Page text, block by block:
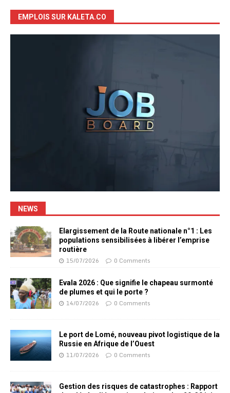
EMPLOIS SUR KALETA.CO
NEWS
Elargissement de la Route nationale n°1 : Les
populations sensibilisées à libérer l’emprise
routière
15/07/2026 0 Comments
Evala 2026 : Que signifie le chapeau surmonté
de plumes et qui le porte ?
14/07/2026 0 Comments
Le port de Lomé, nouveau pivot logistique de la
Russie en Afrique de l’Ouest
11/07/2026 0 Comments
Gestion des risques de catastrophes : Rapport